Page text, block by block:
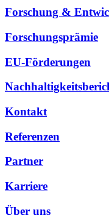
Forschung &
Forschungsprämie
EU-Förderungen
Kontakt
Referenzen
Partner
Karriere
Über uns